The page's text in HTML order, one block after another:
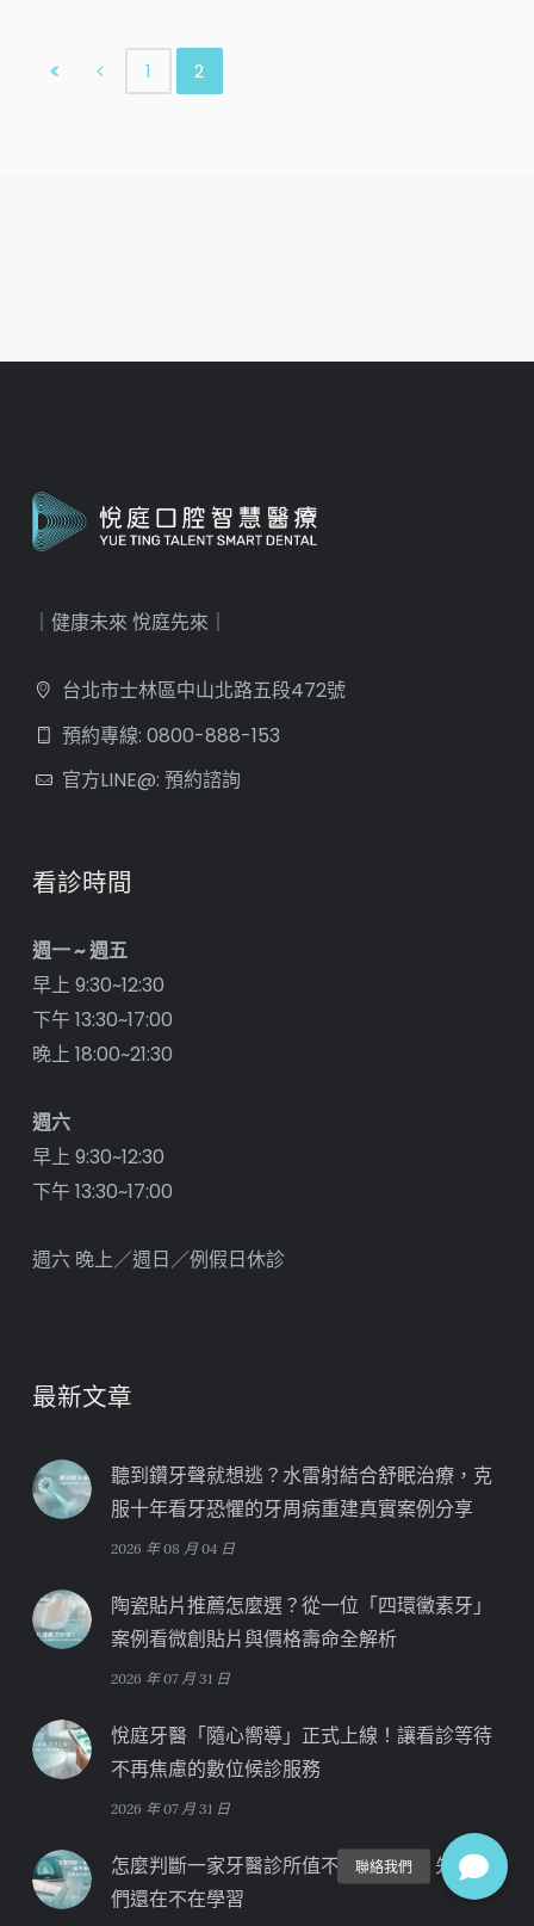
1 2
｜健康未來 悅庭先來｜
台北市士林區中山北路五段472號
預約專線: 0800-888-153
官方LINE@: 預約諮詢
看診時間
週一 ~ 週五
早上 9:30~12:30
下午 13:30~17:00
晚上 18:00~21:30
週六
早上 9:30~12:30
下午 13:30~17:00
週六 晚上／週日／例假日休診
最新文章
聽到鑽牙聲就想逃？水雷射結合舒眠治療，克
服十年看牙恐懼的牙周病重建真實案例分享
2026 年 08 月 04 日
陶瓷貼片推薦怎麼選？從一位「四環黴素牙」
案例看微創貼片與價格壽命全解析
2026 年 07 月 31 日
悅庭牙醫「隨心嚮導」正式上線！讓看診等待
不再焦慮的數位候診服務
2026 年 07 月 31 日
怎麼判斷一家牙醫診所值不值得信任？先看他
們還在不在學習